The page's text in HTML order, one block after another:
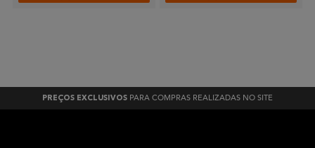
PREÇOS EXCLUSIVOS PARA COMPRAS REALIZADAS NO SITE